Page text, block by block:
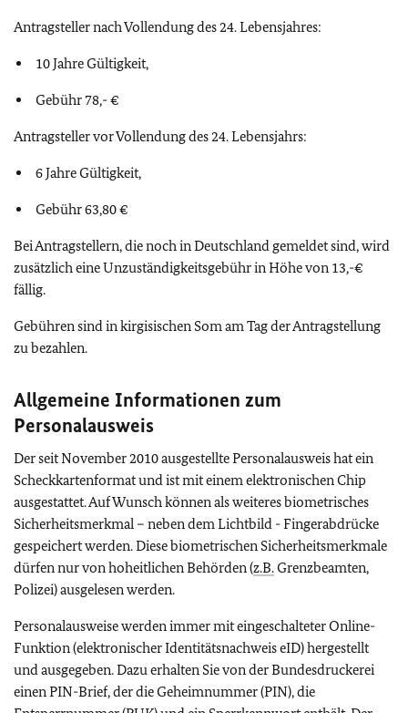
Antragsteller nach Vollendung des 24. Lebensjahres:
10 Jahre Gültigkeit,
Gebühr 78,- €
Antragsteller vor Vollendung des 24. Lebensjahrs:
6 Jahre Gültigkeit,
Gebühr 63,80 €
Bei Antragstellern, die noch in Deutschland gemeldet sind, wird
zusätzlich eine Unzuständigkeitsgebühr in Höhe von 13,-€
fällig.
Gebühren sind in kirgisischen Som am Tag der Antragstellung
zu bezahlen.
Allgemeine Informationen zum
Personalausweis
Der seit November 2010 ausgestellte Personalausweis hat ein
Scheckkartenformat und ist mit einem elektronischen Chip
ausgestattet. Auf Wunsch können als weiteres biometrisches
Sicherheitsmerkmal – neben dem Lichtbild - Fingerabdrücke
gespeichert werden. Diese biometrischen Sicherheitsmerkmale
dürfen nur von hoheitlichen Behörden (z.B.Grenzbeamten,
Polizei) ausgelesen werden.
Personalausweise werden immer mit eingeschalteter Online-
Funktion (elektronischer Identitätsnachweis eID) hergestellt
und ausgegeben. Dazu erhalten Sie von der Bundesdruckerei
einen PIN-Brief, der die Geheimnummer (PIN), die